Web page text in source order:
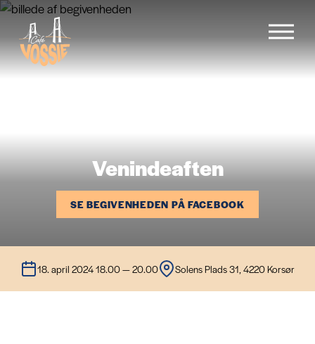
Menu
Begivenheder
Cafévogn
Venindeaften
SE BEGIVENHEDEN PÅ FACEBOOK
18. april 2024 18.00 — 20.00 Solens Plads 31, 4220 Korsør